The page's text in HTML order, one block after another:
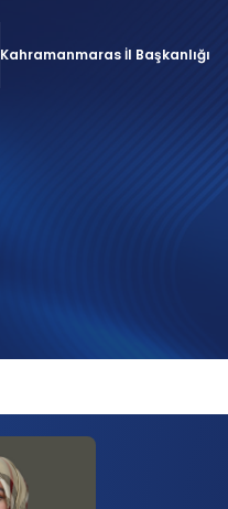
Kahramanmaras İl Başkanlığı